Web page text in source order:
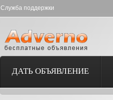
Служба поддержки
ДАТЬ ОБЪЯВЛЕНИЕ